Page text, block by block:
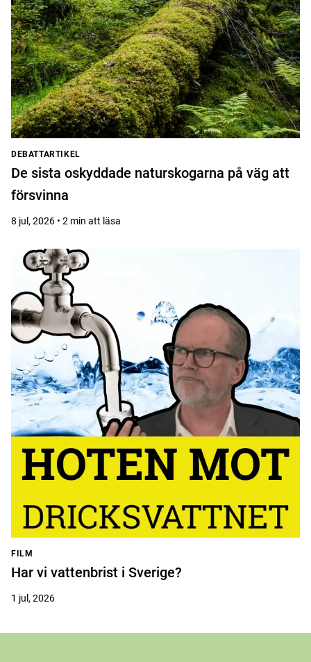
DEBATTARTIKEL
De sista oskyddade naturskogarna på väg att
försvinna
8 jul, 2026 • 2 min att läsa
FILM
Har vi vattenbrist i Sverige?
1 jul, 2026